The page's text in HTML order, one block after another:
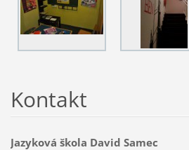
Kontakt
Jazyková škola David Samec